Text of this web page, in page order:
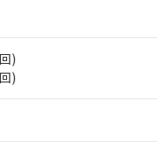
)
)
扱商品の当社在庫状況
、本サービスの対象外と
、記載している更新日
客様のお取引先、または
ル類(PBB) 1000ppm以下、ポ
1000ppm以下、フタル酸ブチ
1000ppm以下
る適用除外項目は除く。
意図的な使用がないことを確認
基準値以下であること
の基準値を超えているこ
ミウム) : 100ppm、
ジイソブチル) : 1000ppm、
国為替および外国貿易法
場合は、日本国政府の
ル、化学兵器、生物兵器